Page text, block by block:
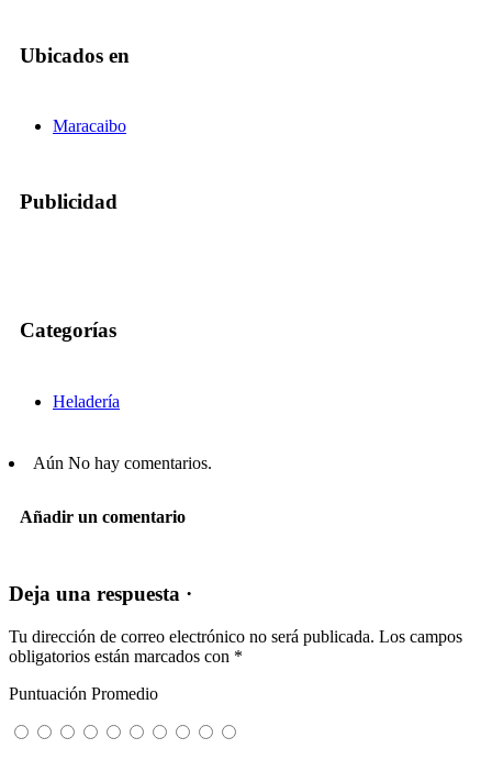
Ubicados en
Maracaibo
Publicidad
Categorías
Heladería
Aún No hay comentarios.
Añadir un comentario
Deja una respuesta ·
Tu dirección de correo electrónico no será publicada. Los campos
obligatorios están marcados con *
Puntuación Promedio